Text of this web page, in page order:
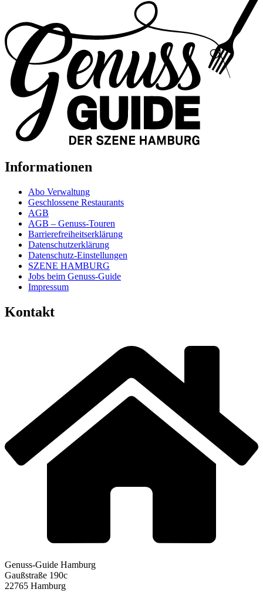
Startseite
Informationen
Abo Verwaltung
Geschlossene Restaurants
AGB
AGB – Genuss-Touren
Barrierefreiheitserklärung
Datenschutzerklärung
Datenschutz-Einstellungen
SZENE HAMBURG
Jobs beim Genuss-Guide
Impressum
Kontakt
Genuss-Guide Hamburg
Gaußstraße 190c
22765 Hamburg